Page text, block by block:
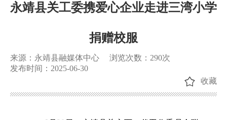
永靖县关工委携爱心企业走进三湾小学
捐赠校服
来源：永靖县融媒体中心 浏览次数： 290次
发布时间：2025-06-30
收藏